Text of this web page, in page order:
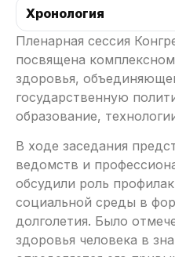
Хронология
Пленарная сессия
посвящена
здоровья,
государственную
образование,
В ходе заседания
ведомств и
обсудили роль
социальной среды в
долголетия. Было
здоровья человека в